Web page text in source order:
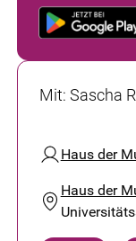
Mit: Sascha
Haus der
Haus der